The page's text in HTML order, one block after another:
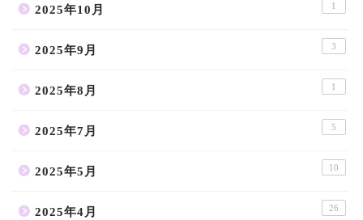
2025年10月 1
2025年9月 3
2025年8月 1
2025年7月 5
2025年5月 10
2025年4月 26